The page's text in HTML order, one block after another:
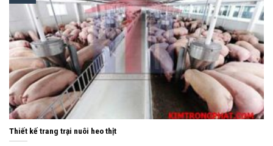
Thiết kế trang trại nuôi heo thịt